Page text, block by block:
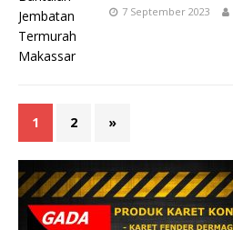
7 September 2023
1 2 »